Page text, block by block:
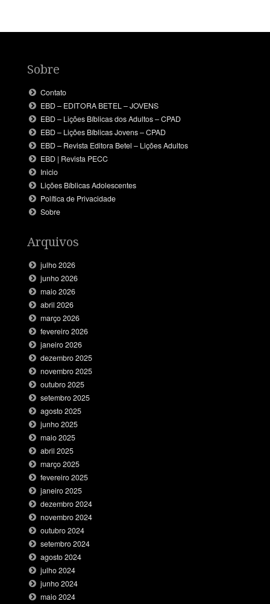
Sobre
Contato
EBD – EDITORA BETEL – JOVENS
EBD – Lições Bíblicas dos Adultos – CPAD
EBD – Lições Bíblicas Jovens – CPAD
EBD – Revista Editora Betel – Lições Adultos
EBD | Revista PECC
Inicio
Lições Bíblicas Adolescentes
Política de Privacidade
Sobre
Arquivos
julho 2026
junho 2026
maio 2026
abril 2026
março 2026
fevereiro 2026
janeiro 2026
dezembro 2025
novembro 2025
outubro 2025
setembro 2025
agosto 2025
junho 2025
maio 2025
abril 2025
março 2025
fevereiro 2025
janeiro 2025
dezembro 2024
novembro 2024
outubro 2024
setembro 2024
agosto 2024
julho 2024
junho 2024
maio 2024